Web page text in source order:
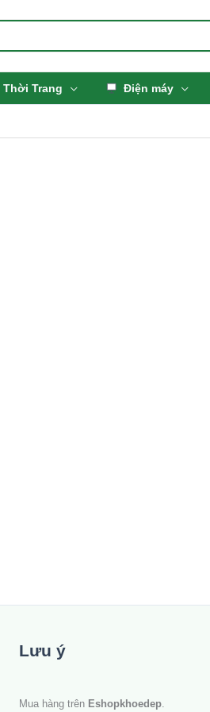
Thời Trang Điện máy
Lưu ý
Mua hàng trên Eshopkhoedep.